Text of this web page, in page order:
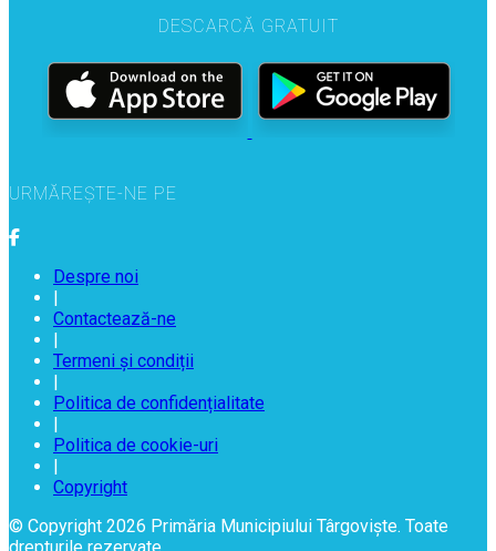
DESCARCĂ GRATUIT
URMĂREȘTE-NE PE
Despre noi
Contactează-ne
Termeni și condiții
Politica de confidențialitate
Politica de cookie-uri
Copyright
© Copyright 2026 Primăria Municipiului Târgoviște. Toate